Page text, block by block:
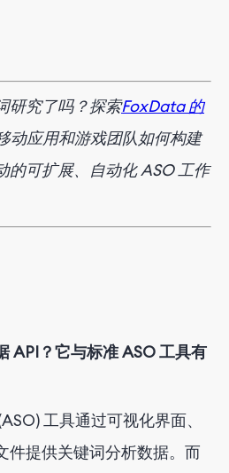
研究了吗？探索FoxData 的
动应用和游戏团队如何构建
的可扩展、自动化 ASO 工作
API？它与标准 ASO 工具有
工具通过可视化界面、
件提供关键词分析数据。而